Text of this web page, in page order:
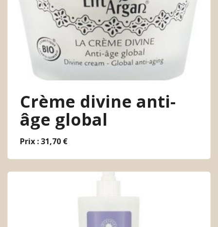
Crème divine anti-
âge global
Prix : 31,70 €